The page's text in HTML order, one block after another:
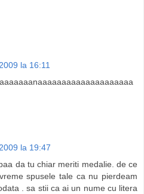
la 16:11
la 19:47
da tu chiar meriti medalie. de ce
spusele tale ca nu pierdeam
. sa stii ca ai un nume cu litera